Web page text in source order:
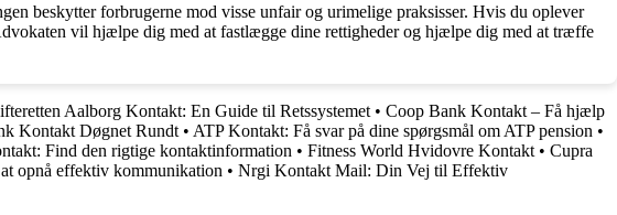
beskytter forbrugerne mod visse unfair og urimelige praksisser. Hvis du oplever
vil hjælpe dig med at fastlægge dine rettigheder og hjælpe dig med at træffe
Aalborg Kontakt: En Guide til Retssystemet • Coop Bank Kontakt – Få hjælp
Kontakt Døgnet Rundt • ATP Kontakt: Få svar på dine spørgsmål om ATP pension •
Find den rigtige kontaktinformation • Fitness World Hvidovre Kontakt • Cupra
opnå effektiv kommunikation • Nrgi Kontakt Mail: Din Vej til Effektiv